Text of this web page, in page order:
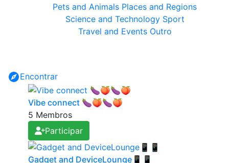
Pets and Animals Places and Regions
Science and Technology Sport
Travel and Events Outro
Encontrar
Vibe connect 🍆🍑🍆🍑
5 Membros
Participar
Gadget and DeviceLounge📱📱